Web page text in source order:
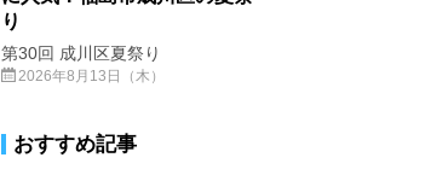
り
第30回 成川区夏祭り
2026年8月13日（木）
おすすめ記事